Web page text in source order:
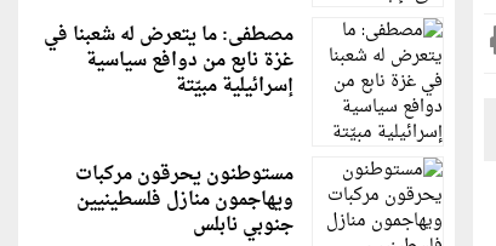
مصطفى: ما يتعرض له شعبنا في
غزة نابع من دوافع سياسية
إسرائيلية مبيّتة
مستوطنون يحرقون مركبات
ويهاجمون منازل فلسطينيين
جنوبي نابلس